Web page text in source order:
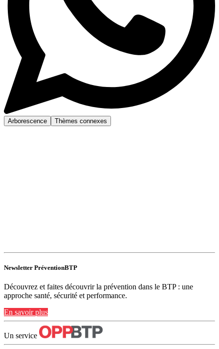
Arborescence Thèmes connexes
Newsletter PréventionBTP
Découvrez et faites découvrir la prévention dans le BTP : une
approche santé, sécurité et performance.
En savoir plus
Un service